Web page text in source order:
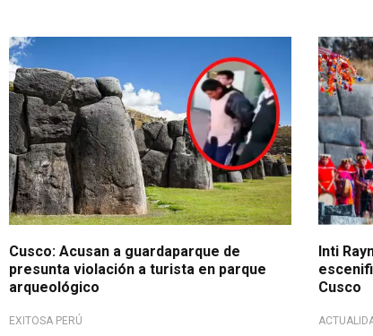
Cusco: Acusan a guardaparque de
presunta violación a turista en parque
arqueológico
EXITOSA PERÚ
Inició
Inti
Cusco